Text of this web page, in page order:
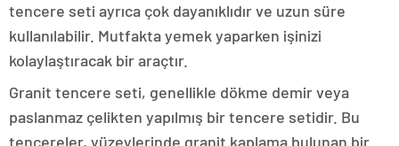
tencere seti ayrıca çok dayanıklıdır ve uzun süre
kullanılabilir. Mutfakta yemek yaparken işinizi
kolaylaştıracak bir araçtır.
Granit tencere seti, genellikle dökme demir veya
paslanmaz çelikten yapılmış bir tencere setidir. Bu
tencereler, yüzeylerinde granit kaplama bulunan bir